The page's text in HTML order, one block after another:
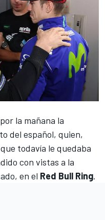
la mañana la
del español, quien,
todavía le quedaba
con vistas a la
en el Red Bull Ring.